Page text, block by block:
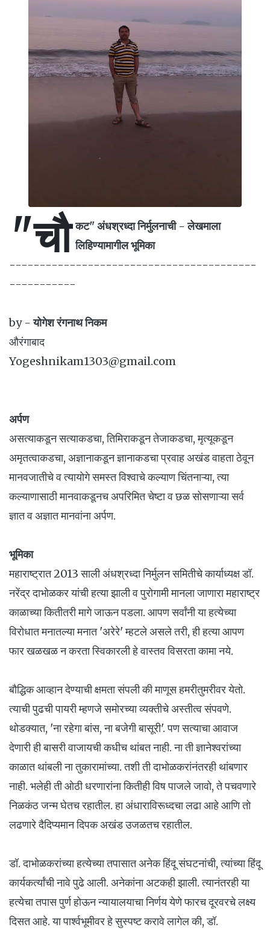
"चौ कट" अंधश्रध्दा निर्मुलनाची - लेखमाला
लिहिण्यामागील भूमिका
-----------------------------------------
-----------
by -योगेश रंगनाथ निकम
औरंगाबाद
Yogeshnikam1303@gmail.com
अर्पण
असत्याकडून सत्याकडचा, तिमिराकडून तेजाकडचा, मृत्यूकडून
अमृतत्वाकडचा, अज्ञानाकडून ज्ञानाकडचा प्रवाह अखंड वाहता ठेवून
मानवजातीचे व त्यायोगे समस्त विश्वाचे कल्याण चिंतनाऱ्या, त्या
कल्याणासाठी मानवाकडूनच अपरिमित चेष्टा व छळ सोसणाऱ्या सर्व
ज्ञात व अज्ञात मानवांना अर्पण.
भूमिका
महाराष्ट्रात 2013 साली अंधश्रध्दा निर्मुलन समितीचे कार्याध्यक्ष डॉ.
नरेंद्र दाभोळकर यांची हत्या झाली व पुरोगामी मानला जाणारा महाराष्ट्र
काळाच्या कितीतरी मागे जाऊन पडला. आपण सर्वांनी या हत्येच्या
विरोधात मनातल्या मनात 'अरेरे' म्हटले असले तरी, ही हत्या आपण
फार खळखळ न करता स्विकारली हे वास्तव विसरता कामा नये.
बौद्धिक आव्हान देण्याची क्षमता संपली की माणूस हमरीतुमरीवर येतो.
त्याची पुढची पायरी म्हणजे समोरच्या व्यक्तीचे अस्तीत्व संपवणे.
थोडक्यात, 'ना रहेगा बांस, ना बजेगी बासूरी'. पण सत्याचा आवाज
देणारी ही बासरी वाजायची कधीच थांबत नाही. ना ती ज्ञानेश्वरांच्या
काळात थांबली ना तुकारामांच्या. तशी ती दाभोळकरांनंतरही थांबणार
नाही. भलेही ती ओठी धरणारांना कितीही विष पाजले जावो, ते पचवणारे
निळकंठ जन्म घेतच रहातील. हा अंधाराविरूध्दचा लढा आहे आणि तो
लढणारे दैदिप्यमान दिपक अखंड उजळतच रहातील.
डॉ. दाभोळकरांच्या हत्येच्या तपासात अनेक हिंदू संघटनांची, त्यांच्या हिंदू
कार्यकर्त्यांची नावे पुढे आली. अनेकांना अटकही झाली. त्यानंतरही या
हत्येचा तपास पुर्ण होऊन न्यायालयाचा निर्णय येणे फारच दूरवरचे लक्ष्य
दिसत आहे. या पार्श्वभूमीवर हे सुस्पष्ट करावे लागेल की, डॉ.